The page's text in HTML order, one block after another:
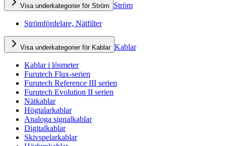
Visa underkategorier för Ström Ström
Strömfördelare, Nätfilter
Visa underkategorier för Kablar Kablar
Kablar i lösmeter
Furutech Flux-serien
Furutech Reference III serien
Furutech Evolution II serien
Nätkablar
Högtalarkablar
Analoga signalkablar
Digitalkablar
Skivspelarkablar